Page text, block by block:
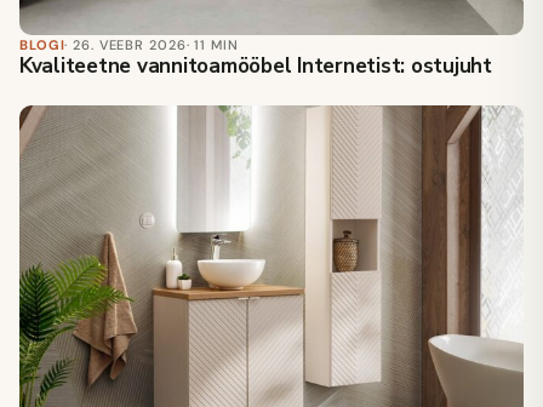
BLOGI· 26. VEEBR 2026· 11 MIN
Kvaliteetne vannitoamööbel Internetist: ostujuht